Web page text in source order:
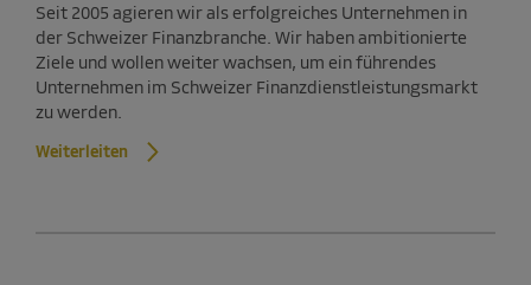
Seit 2005 agieren wir als erfolgreiches Unternehmen in
der Schweizer Finanzbranche. Wir haben ambitionierte
Ziele und wollen weiter wachsen, um ein führendes
Unternehmen im Schweizer Finanzdienstleistungsmarkt
zu werden.
Weiterleiten